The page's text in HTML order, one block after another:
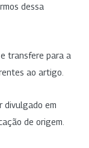
dessa
transfere para a
ao artigo.
divulgado em
de origem.